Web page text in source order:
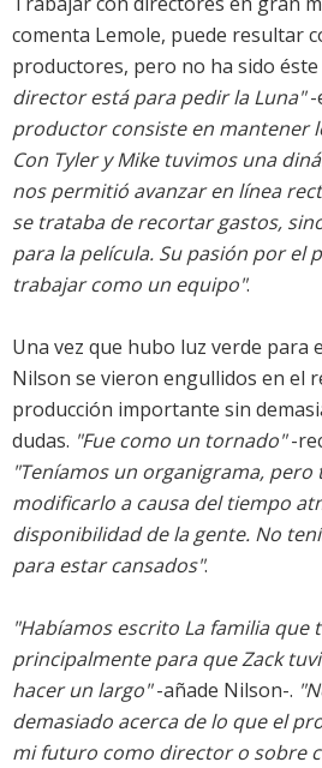
comenta Lemole, puede resultar
productores, pero no ha sido éste
director está para pedir la Luna"-
productor consiste en mantener
Con Tyler y Mike tuvimos una
nos permitió avanzar en línea
se trataba de recortar gastos,
para la película. Su pasión por el
trabajar como un equipo".
Una vez que hubo luz verde para
Nilson se vieron engullidos en el
producción importante sin
dudas. "Fue como un tornado"-
"Teníamos un organigrama, pero
modificarlo a causa del tiempo
disponibilidad de la gente. No
para estar cansados".
"Habíamos escrito La familia que
principalmente para que Zack
hacer un largo"-añade Nilson-.
demasiado acerca de lo que el
mi futuro como director o sobre